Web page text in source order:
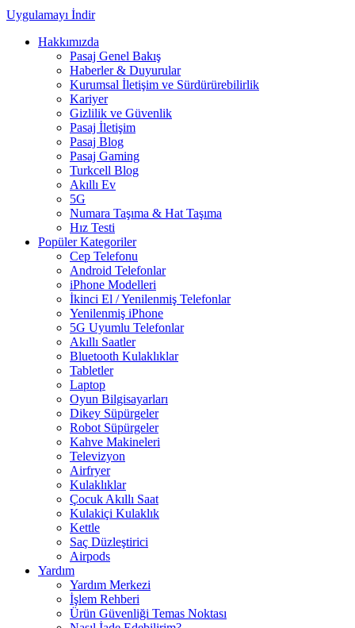
Uygulamayı İndir
Hakkımızda
Pasaj Genel Bakış
Haberler & Duyurular
Kurumsal İletişim ve Sürdürürebilirlik
Kariyer
Gizlilik ve Güvenlik
Pasaj İletişim
Pasaj Blog
Pasaj Gaming
Turkcell Blog
Akıllı Ev
5G
Numara Taşıma & Hat Taşıma
Hız Testi
Popüler Kategoriler
Cep Telefonu
Android Telefonlar
iPhone Modelleri
İkinci El / Yenilenmiş Telefonlar
Yenilenmiş iPhone
5G Uyumlu Telefonlar
Akıllı Saatler
Bluetooth Kulaklıklar
Tabletler
Laptop
Oyun Bilgisayarları
Dikey Süpürgeler
Robot Süpürgeler
Kahve Makineleri
Televizyon
Airfryer
Kulaklıklar
Çocuk Akıllı Saat
Kulakiçi Kulaklık
Kettle
Saç Düzleştirici
Airpods
Yardım
Yardım Merkezi
İşlem Rehberi
Ürün Güvenliği Temas Noktası